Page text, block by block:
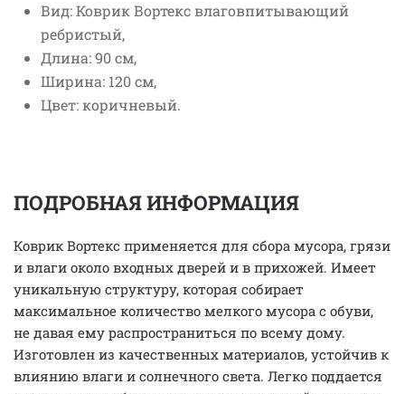
Вид: Коврик Вортекс влаговпитывающий
ребристый,
Длина: 90 см,
Ширина: 120 см,
Цвет: коричневый.
ПОДРОБНАЯ ИНФОРМАЦИЯ
Коврик Вортекс применяется для сбора мусора, грязи
и влаги около входных дверей и в прихожей. Имеет
уникальную структуру, которая собирает
максимальное количество мелкого мусора с обуви,
не давая ему распространиться по всему дому.
Изготовлен из качественных материалов, устойчив к
влиянию влаги и солнечного света. Легко поддается